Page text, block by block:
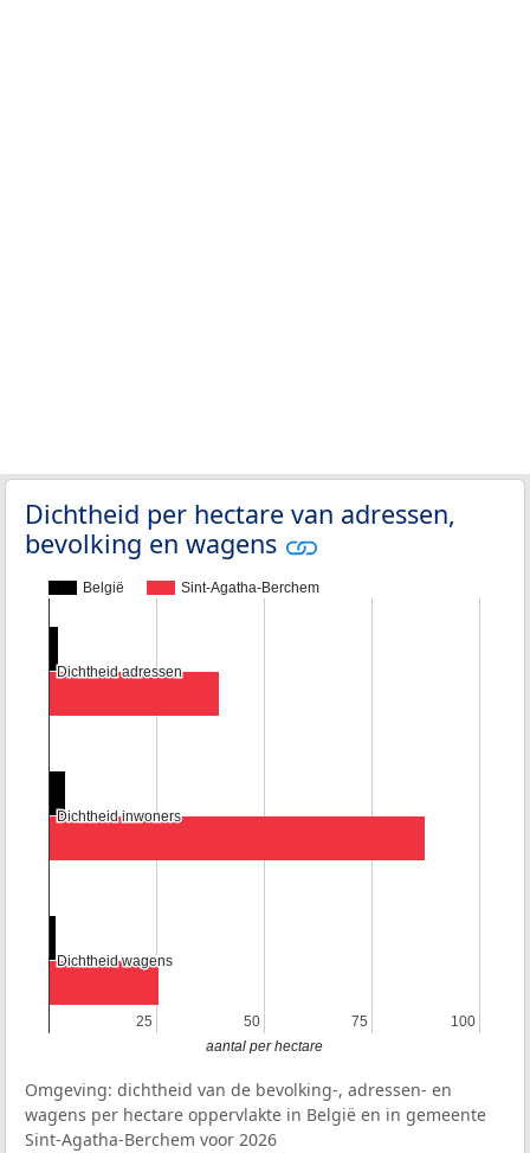
Dichtheid per hectare van adressen,
bevolking en wagens
België Sint-Agatha-Berchem
25
25 50
50 75
75 100
100
Dichtheid adressen
Dichtheid adressen
Dichtheid inwoners
Dichtheid inwoners
Dichtheid wagens
Dichtheid wagens
aantal per hectare
Omgeving: dichtheid van de bevolking-, adressen- en
wagens per hectare oppervlakte in België en in gemeente
Sint-Agatha-Berchem voor 2026